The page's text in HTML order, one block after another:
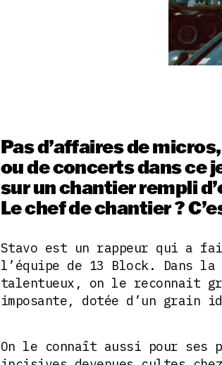
Pas d’affaires de
ou de concerts dans ce
sur un chantier rempli
Le chef de chantier ?
Stavo est un rappeur qui a
l’équipe de 13 Block. Dans la
talentueux, on le reconnait
imposante, dotée d’un
On le connaît aussi pour ses